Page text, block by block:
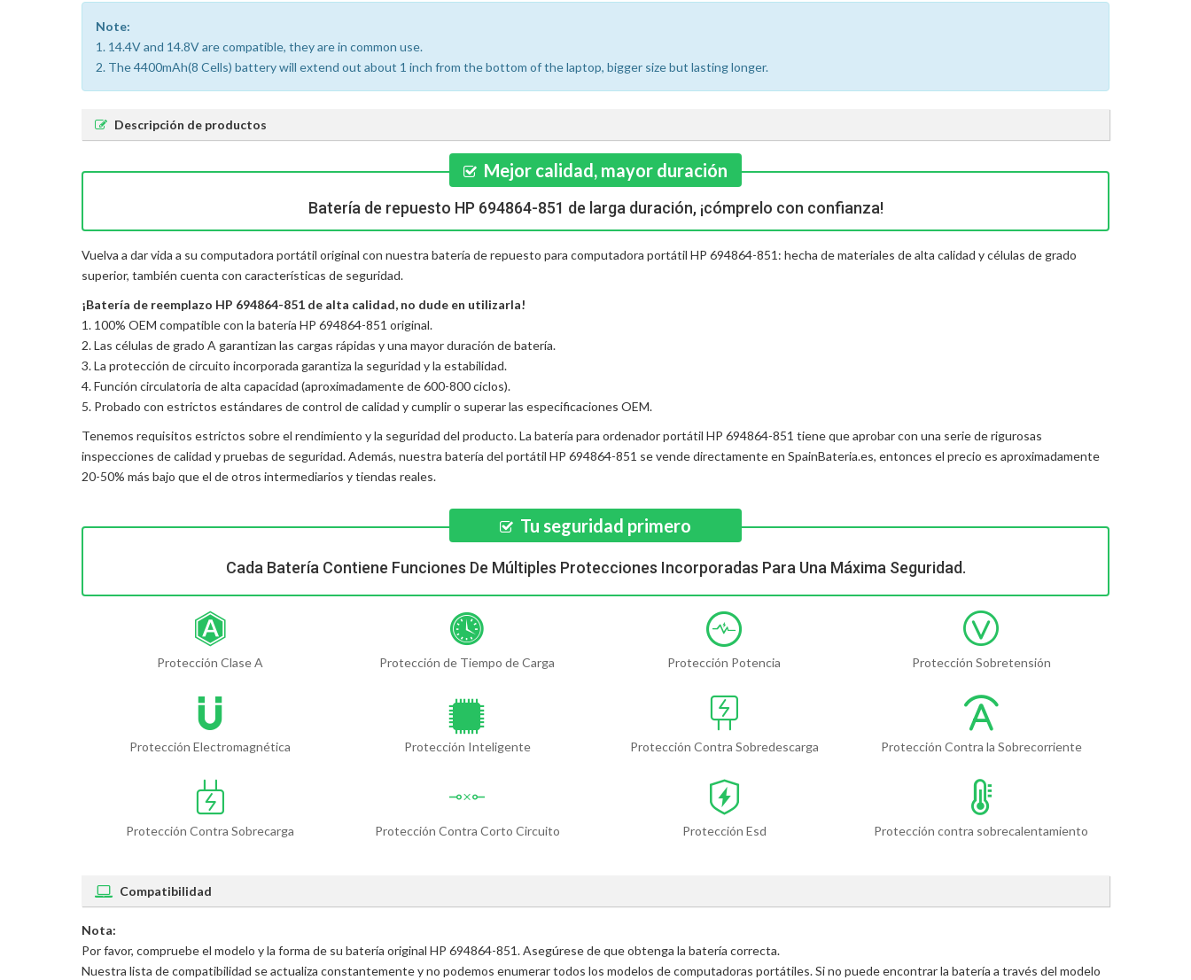
Note:
1. 14.4V and 14.8V are compatible, they are in common use.
2. The 4400mAh(8 Cells) battery will extend out about 1 inch from the bottom of the laptop, bigger size but lasting longer.
Descripción de productos
Mejor calidad, mayor duración
Batería de repuesto HP 694864-851 de larga duración, ¡cómprelo con confianza!
Vuelva a dar vida a su computadora portátil original con nuestra batería de repuesto para computadora portátil HP 694864-851: hecha de materiales de alta calidad y células de grado
superior, también cuenta con características de seguridad.
¡Batería de reemplazo HP 694864-851 de alta calidad, no dude en utilizarla!
1. 100% OEM compatible con la batería HP 694864-851 original.
2. Las células de grado A garantizan las cargas rápidas y una mayor duración de batería.
3. La protección de circuito incorporada garantiza la seguridad y la estabilidad.
4. Función circulatoria de alta capacidad (aproximadamente de 600-800 ciclos).
5. Probado con estrictos estándares de control de calidad y cumplir o superar las especificaciones OEM.
Tenemos requisitos estrictos sobre el rendimiento y la seguridad del producto. La batería para ordenador portátil HP 694864-851 tiene que aprobar con una serie de rigurosas
inspecciones de calidad y pruebas de seguridad. Además, nuestra batería del portátil HP 694864-851 se vende directamente en SpainBateria.es, entonces el precio es aproximadamente
20-50% más bajo que el de otros intermediarios y tiendas reales.
Tu seguridad primero
Cada Batería Contiene Funciones De Múltiples Protecciones Incorporadas Para Una Máxima Seguridad.
Protección Clase A Protección de Tiempo de Carga Protección Potencia Protección Sobretensión
Protección Electromagnética Protección Inteligente Protección Contra Sobredescarga Protección Contra la Sobrecorriente
Protección Contra Sobrecarga Protección Contra Corto Circuito Protección Esd Protección contra sobrecalentamiento
Compatibilidad
Nota:
Por favor, compruebe el modelo y la forma de su batería original HP 694864-851. Asegúrese de que obtenga la batería correcta.
Nuestra lista de compatibilidad se actualiza constantemente y no podemos enumerar todos los modelos de computadoras portátiles. Si no puede encontrar la batería a través del modelo